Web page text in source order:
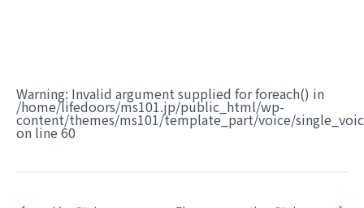
Warning: Invalid argument supplied for foreach() in
/home/lifedoors/ms101.jp/public_html/wp-
content/themes/ms101/template_part/voice/
on line 60